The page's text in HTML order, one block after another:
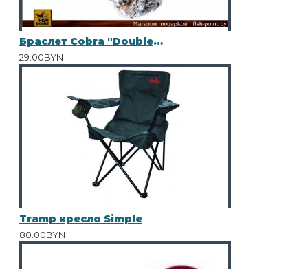
Браслет Cobra "Double Skulls" Scorpion
29.00BYN
Tramp кресло Simple
80.00BYN